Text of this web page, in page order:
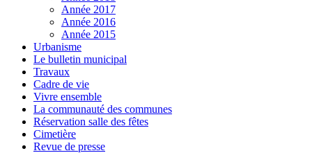
Année 2017
Année 2016
Année 2015
Urbanisme
Le bulletin municipal
Travaux
Cadre de vie
Vivre ensemble
La communauté des communes
Réservation salle des fêtes
Cimetière
Revue de presse